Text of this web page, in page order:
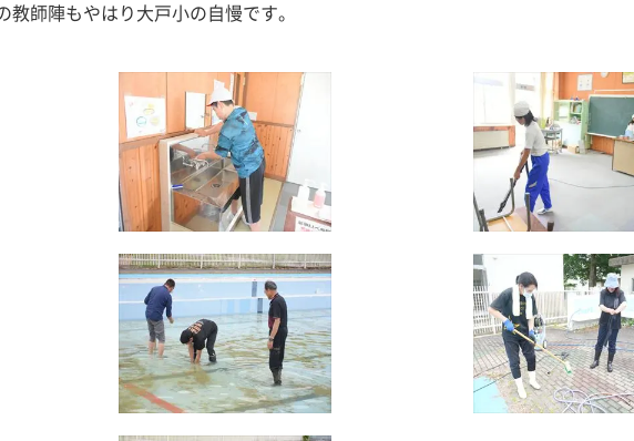
師陣もやはり大戸小の自慢です。